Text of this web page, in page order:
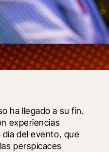
ha llegado a su fin.
experiencias
del evento, que
perspicaces